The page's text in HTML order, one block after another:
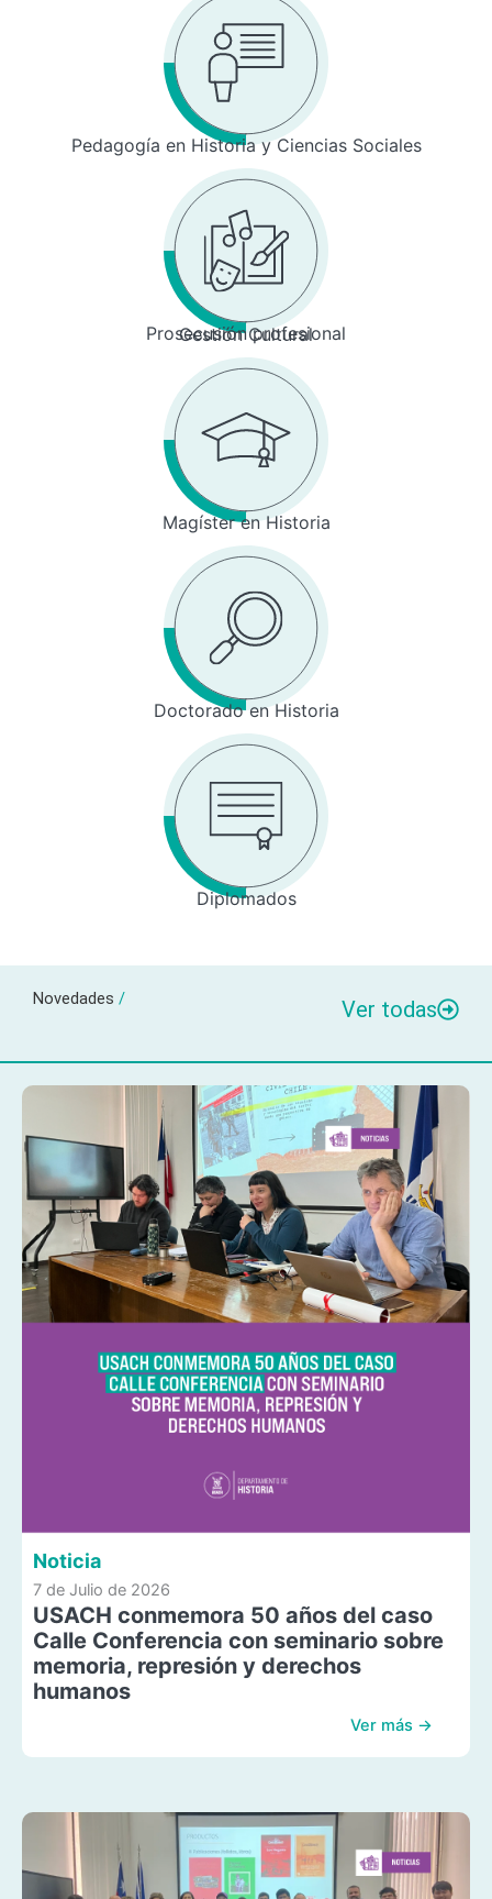
Pedagogía en Historia y Ciencias Sociales
Prosecusión profesional
Gestión Cultural
Magíster en Historia
Doctorado en Historia
Diplomados
Novedades / Ver todas
Noticia
7 de Julio de 2026
USACH conmemora 50 años del caso
Calle Conferencia con seminario sobre
memoria, represión y derechos
humanos
Ver más →